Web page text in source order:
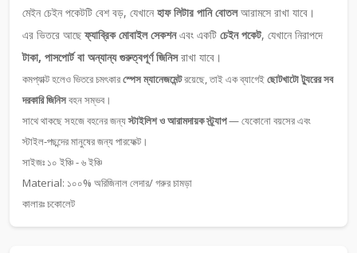
মেইন চেইন পকেটটি বেশ বড়, যেখানেহাফ লিটার পানি বোতলআরামসে রাখা যাবে।
এর ভিতরে আছেফ্যাব্রিক মোবাইল সেকশনএবং একটি চেইন পকেট, যেখানে নিরাপদে
টাকা, পাসপোর্ট বা অন্যান্য গুরুত্বপূর্ণ জিনিসরাখা যাবে।
কমপ্যাক্ট হলেও ভিতরে চমৎকারস্পেস ম্যানেজমেন্টরয়েছে, তাই এক ব্যাগেইছোটখাটো ট্যুরের সব
দরকারি জিনিসবহন সম্ভব।
সাথে থাকছে সহজে বহনের জন্যস্টাইলিশ ও আরামদায়ক স্ট্র্যাপ— যেকোনো বয়সের এবং
স্টাইল-পছন্দের মানুষের জন্য পারফেক্ট।
সাইজঃ ১০ ইঞ্চি - ৬ ইঞ্চি
Material: ১০০% অরিজিনাল লেদার/ গরুর চামড়া
কালারঃ চকোলেট